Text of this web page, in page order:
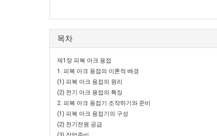
목차
제1장 피복 아크 용접
1. 피복 아크 용접의 이론적 배경
(1) 피복 아크 용접의 원리
(2) 전기 아크 용접의 특징
2. 피복 아크 용접기 조작하기와 준비
(1) 피복 아크 용접기의 구성
(2) 전기전원 공급